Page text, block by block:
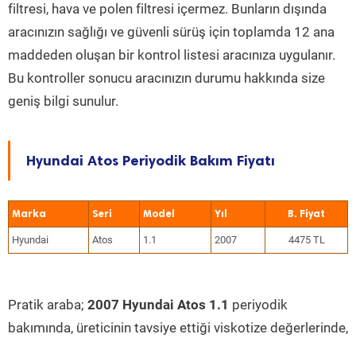
filtresi, hava ve polen filtresi içermez. Bunların dışında
aracınızın sağlığı ve güvenli sürüş için toplamda 12 ana
maddeden oluşan bir kontrol listesi aracınıza uygulanır.
Bu kontroller sonucu aracınızın durumu hakkında size
geniş bilgi sunulur.
Hyundai Atos Periyodik Bakım Fiyatı
Marka Seri Model Yıl
Hyundai Atos 1.1 2007 4475 TL
Pratik araba; 2007 Hyundai Atos 1.1 periyodik
bakımında, üreticinin tavsiye ettiği viskotize değerlerinde,